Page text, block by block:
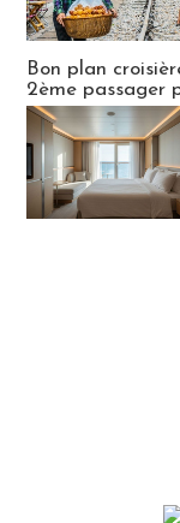
Bon plan
2ème passager